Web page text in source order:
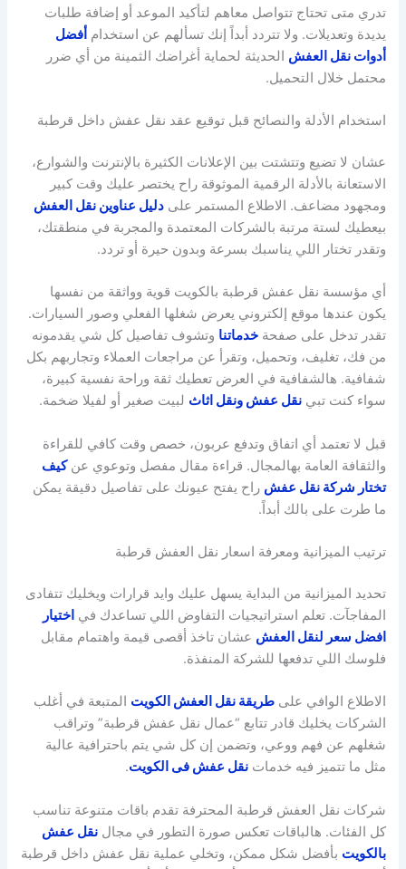
تدري متى تحتاج تتواصل معاهم لتأكيد الموعد أو إضافة طلبات
يديدة وتعديلات. ولا تتردد أبداً إنك تسألهم عن استخدام أفضل
أدوات نقل العفش الحديثة لحماية أغراضك الثمينة من أي ضرر
محتمل خلال التحميل.
استخدام الأدلة والنصائح قبل توقيع عقد نقل عفش داخل قرطبة
عشان لا تضيع وتتشتت بين الإعلانات الكثيرة بالإنترنت والشوارع،
الاستعانة بالأدلة الرقمية الموثوقة راح يختصر عليك وقت كبير
ومجهود مضاعف. الاطلاع المستمر علىدليل عناوين نقل العفش
بيعطيك لستة مرتبة بالشركات المعتمدة والمجربة في منطقتك،
وتقدر تختار اللي يناسبك بسرعة وبدون حيرة أو تردد.
أي مؤسسة نقل عفش قرطبة بالكويت قوية وواثقة من نفسها
يكون عندها موقع إلكتروني يعرض شغلها الفعلي وصور السيارات.
تقدر تدخل على صفحةخدماتنا وتشوف تفاصيل كل شي يقدمونه
من فك، تغليف، وتحميل، وتقرأ عن مراجعات العملاء وتجاربهم بكل
شفافية. هالشفافية في العرض تعطيك ثقة وراحة نفسية كبيرة،
سواء كنت تبينقل عفش ونقل اثاث لبيت صغير أو لفيلا ضخمة.
قبل لا تعتمد أي اتفاق وتدفع عربون، خصص وقت كافي للقراءة
والثقافة العامة بهالمجال. قراءة مقال مفصل وتوعوي عنكيف
تختار شركة نقل عفش راح يفتح عيونك على تفاصيل دقيقة يمكن
ما طرت على بالك أبداً.
ترتيب الميزانية ومعرفة اسعار نقل العفش قرطبة
تحديد الميزانية من البداية يسهل عليك وايد قرارات ويخليك تتفادى
المفاجآت. تعلم استراتيجيات التفاوض اللي تساعدك في اختيار
افضل سعر لنقل العفش عشان تاخذ أقصى قيمة واهتمام مقابل
فلوسك اللي تدفعها للشركة المنفذة.
الاطلاع الوافي علىطريقة نقل العفش الكويت المتبعة في أغلب
الشركات يخليك قادر تتابع “عمال نقل عفش قرطبة” وتراقب
شغلهم عن فهم ووعي، وتضمن إن كل شي يتم باحترافية عالية
مثل ما تتميز فيه خدماتنقل عفش فى الكويت.
شركات نقل العفش قرطبة المحترفة تقدم باقات متنوعة تناسب
كل الفئات. هالباقات تعكس صورة التطور في مجالنقل عفش
بالكويت بأفضل شكل ممكن، وتخلي عملية نقل عفش داخل قرطبة